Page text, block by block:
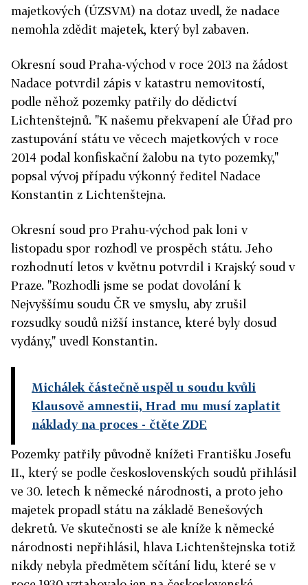
majetkových (ÚZSVM) na dotaz uvedl, že nadace
nemohla zdědit majetek, který byl zabaven.
Okresní soud Praha-východ v roce 2013 na žádost
Nadace potvrdil zápis v katastru nemovitostí,
podle něhož pozemky patřily do dědictví
Lichtenštejnů. "K našemu překvapení ale Úřad pro
zastupování státu ve věcech majetkových v roce
2014 podal konfiskační žalobu na tyto pozemky,"
popsal vývoj případu výkonný ředitel Nadace
Konstantin z Lichtenštejna.
Okresní soud pro Prahu-východ pak loni v
listopadu spor rozhodl ve prospěch státu. Jeho
rozhodnutí letos v květnu potvrdil i Krajský soud v
Praze. "Rozhodli jsme se podat dovolání k
Nejvyššímu soudu ČR ve smyslu, aby zrušil
rozsudky soudů nižší instance, které byly dosud
vydány," uvedl Konstantin.
Michálek částečně uspěl u soudu kvůli
Klausově amnestii, Hrad mu musí zaplatit
náklady na proces - čtěte ZDE
Pozemky patřily původně knížeti Františku Josefu
II., který se podle československých soudů přihlásil
ve 30. letech k německé národnosti, a proto jeho
majetek propadl státu na základě Benešových
dekretů. Ve skutečnosti se ale kníže k německé
národnosti nepřihlásil, hlava Lichtenštejnska totiž
nikdy nebyla předmětem sčítání lidu, které se v